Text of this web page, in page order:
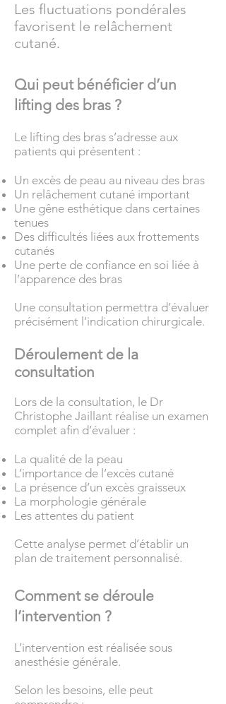
Les fluctuations pondérales
favorisent le relâchement
cutané.
Qui peut bénéficier d’un
lifting des bras ?
Le lifting des bras s’adresse aux
patients qui présentent :
Un excès de peau au niveau des bras
Un relâchement cutané important
Une gêne esthétique dans certaines
tenues
Des difficultés liées aux frottements
cutanés
Une perte de confiance en soi liée à
l’apparence des bras
Une consultation permettra d’évaluer
précisément l’indication chirurgicale.
Déroulement de la
consultation
Lors de la consultation, le Dr
Christophe Jaillant réalise un examen
complet afin d’évaluer :
La qualité de la peau
L’importance de l’excès cutané
La présence d’un excès graisseux
La morphologie générale
Les attentes du patient
Cette analyse permet d’établir un
plan de traitement personnalisé.
Comment se déroule
l’intervention ?
L’intervention est réalisée sous
anesthésie générale.
Selon les besoins, elle peut